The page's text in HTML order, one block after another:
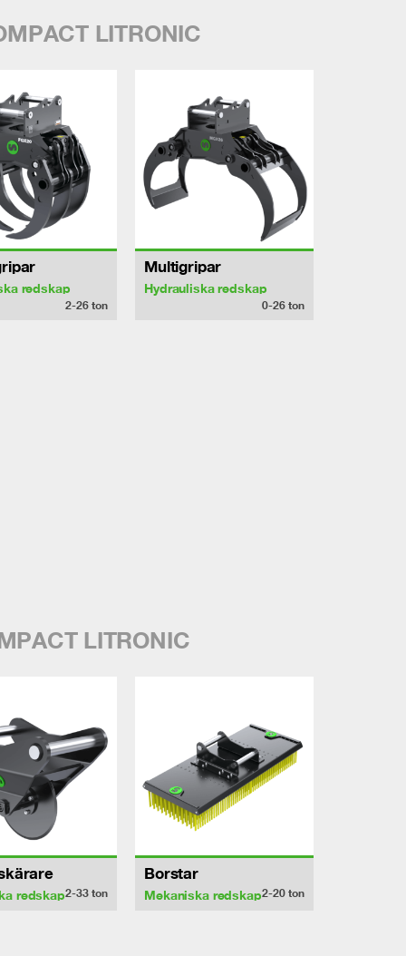
LITRONIC
redskap
2-26ton
Multigripar
Hydrauliska redskap
0-26 ton
LITRONIC
redskap2-33ton
Borstar
Mekaniska redskap2-20 ton